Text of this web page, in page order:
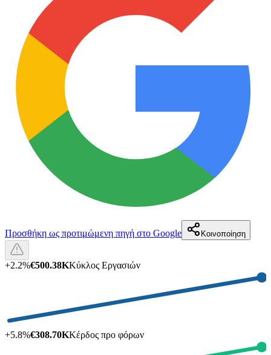
Προσθήκη ως προτιμώμενη πηγή στο Google Κοινοποίηση
+2.2%€500.38KΚύκλος Εργασιών
+5.8%€308.70KΚέρδος προ φόρων